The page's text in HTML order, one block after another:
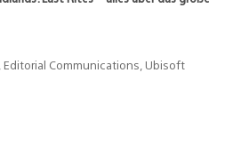
Editorial Communications, Ubisoft